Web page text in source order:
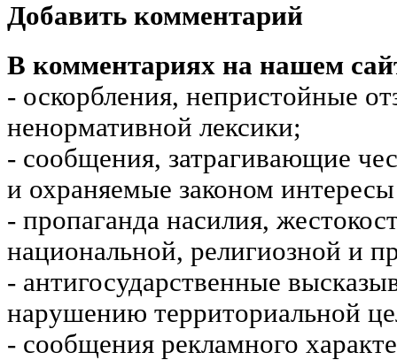
Добавить комментарий
В комментариях на нашем
- оскорбления, непристойные
ненормативной лексики;
- сообщения, затрагивающие
и охраняемые законом
- пропаганда насилия,
национальной, религиозной и
- антигосударственные
нарушению территориальной
- сообщения рекламного